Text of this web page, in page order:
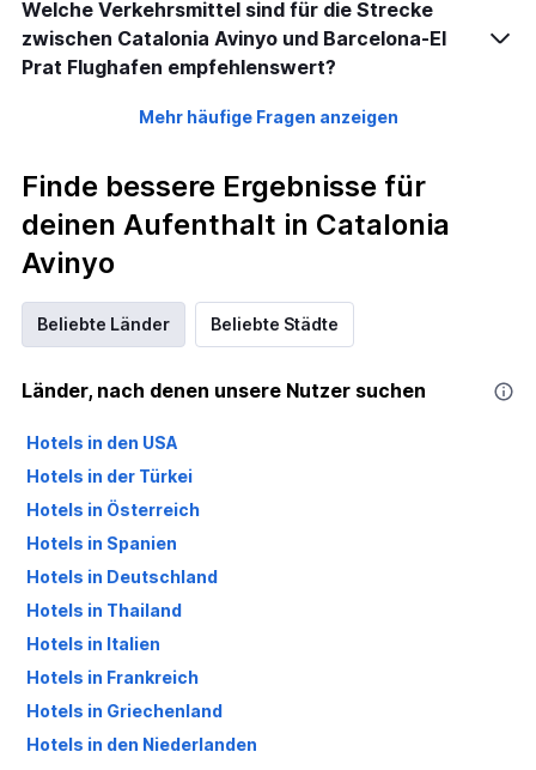
Welche Verkehrsmittel sind für die Strecke
zwischen Catalonia Avinyo und Barcelona-El
Prat Flughafen empfehlenswert?
Mehr häufige Fragen anzeigen
Finde bessere Ergebnisse für
deinen Aufenthalt in Catalonia
Avinyo
Beliebte Länder Beliebte Städte
Länder, nach denen unsere Nutzer suchen
Hotels in den USA
Hotels in der Türkei
Hotels in Österreich
Hotels in Spanien
Hotels in Deutschland
Hotels in Thailand
Hotels in Italien
Hotels in Frankreich
Hotels in Griechenland
Hotels in den Niederlanden